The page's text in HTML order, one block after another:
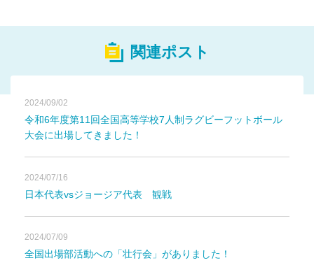
県代表）の切
符！！全国の強
豪に全力で挑ん
できます！！
第11回全国高等学校７人
関連ポスト
2024/09/02
令和6年度第11回全国高等学校7人制ラグビーフットボール
大会に出場してきました！
2024/07/16
日本代表vsジョージア代表 観戦
2024/07/09
全国出場部活動への「壮行会」がありました！